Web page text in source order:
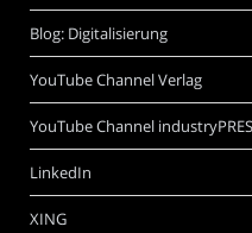
Blog: Digitalisierung
YouTube Channel Verlag
YouTube Channel
LinkedIn
XING